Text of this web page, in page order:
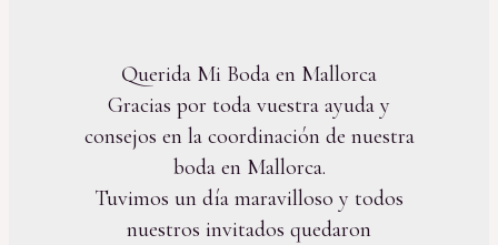
Querida Mi Boda en Mallorca
Gracias por toda vuestra ayuda y
consejos en la coordinación de nuestra
boda en Mallorca.
Tuvimos un día maravilloso y todos
nuestros invitados quedaron